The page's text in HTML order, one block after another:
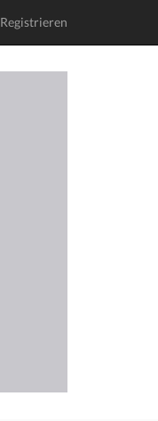
Registrieren